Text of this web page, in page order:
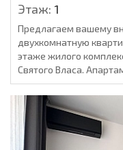
Этаж: 1
Предлагаем вашему вниманию
двухкомнатную
этаже жилого
Святого Власа.